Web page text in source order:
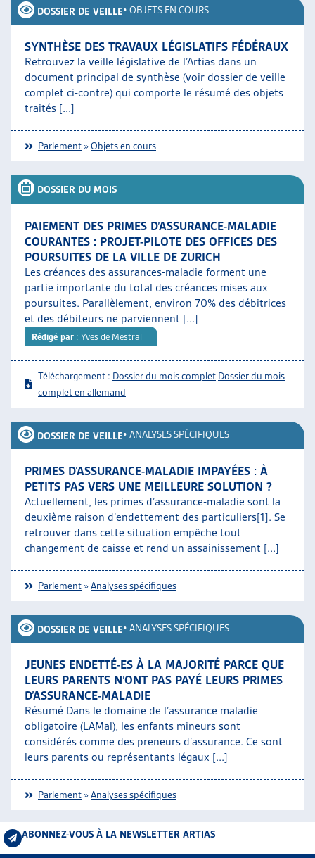
DOSSIER DE VEILLE• OBJETS EN COURS
SYNTHÈSE DES TRAVAUX LÉGISLATIFS FÉDÉRAUX
Retrouvez la veille législative de l’Artias dans un
document principal de synthèse (voir dossier de veille
complet ci-contre) qui comporte le résumé des objets
traités [...]
Parlement »Objets en cours
DOSSIER DU MOIS
PAIEMENT DES PRIMES D’ASSURANCE-MALADIE
COURANTES : PROJET-PILOTE DES OFFICES DES
POURSUITES DE LA VILLE DE ZURICH
Les créances des assurances-maladie forment une
partie importante du total des créances mises aux
poursuites. Parallèlement, environ 70% des débitrices
et des débiteurs ne parviennent [...]
Rédigé par : Yves de Mestral
Téléchargement : Dossier du mois complet Dossier du mois
complet en allemand
DOSSIER DE VEILLE• ANALYSES SPÉCIFIQUES
PRIMES D’ASSURANCE-MALADIE IMPAYÉES : À
PETITS PAS VERS UNE MEILLEURE SOLUTION ?
Actuellement, les primes d’assurance-maladie sont la
deuxième raison d’endettement des particuliers[1]. Se
retrouver dans cette situation empêche tout
changement de caisse et rend un assainissement [...]
Parlement »Analyses spécifiques
DOSSIER DE VEILLE• ANALYSES SPÉCIFIQUES
JEUNES ENDETTÉ-ES À LA MAJORITÉ PARCE QUE
LEURS PARENTS N’ONT PAS PAYÉ LEURS PRIMES
D’ASSURANCE-MALADIE
Résumé Dans le domaine de l’assurance maladie
obligatoire (LAMal), les enfants mineurs sont
considérés comme des preneurs d’assurance. Ce sont
leurs parents ou représentants légaux [...]
Parlement »Analyses spécifiques
ABONNEZ-VOUS À LA NEWSLETTER ARTIAS